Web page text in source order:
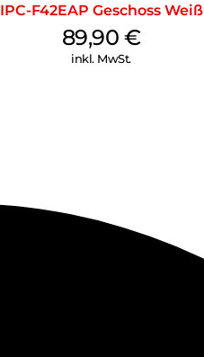
IPC-F42EAP Geschoss Weiß
89,90 €
inkl. MwSt.